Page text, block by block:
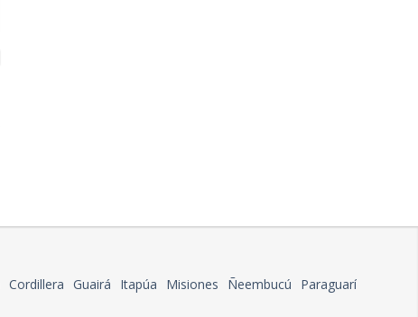
Cordillera Guairá Itapúa Misiones Ñeembucú
Paraguarí